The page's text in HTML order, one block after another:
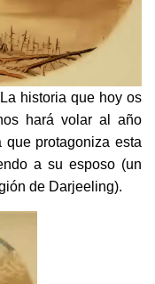
La historia que hoy os
hará volar al año
protagoniza esta
a su esposo (un
de Darjeeling).